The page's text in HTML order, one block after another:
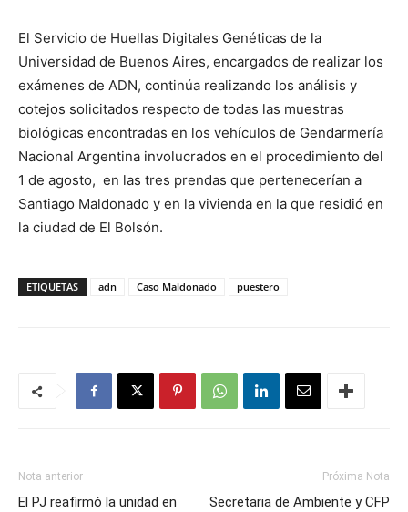
El Servicio de Huellas Digitales Genéticas de la
Universidad de Buenos Aires, encargados de realizar los
exámenes de ADN, continúa realizando los análisis y
cotejos solicitados respecto de todas las muestras
biológicas encontradas en los vehículos de Gendarmería
Nacional Argentina involucrados en el procedimiento del
1 de agosto, en las tres prendas que pertenecerían a
Santiago Maldonado y en la vivienda en la que residió en
la ciudad de El Bolsón.
ETIQUETAS adn Caso Maldonado puestero
Nota anterior
El PJ reafirmó la unidad en
Próxima Nota
Secretaria de Ambiente y CFP